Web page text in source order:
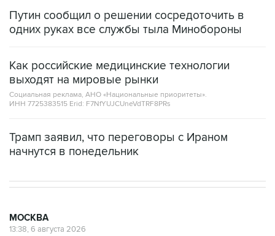
Путин сообщил о решении сосредоточить в
одних руках все службы тыла Минобороны
Как российские медицинские технологии
выходят на мировые рынки
Социальная реклама, АНО «Национальные приоритеты».
ИНН 7725383515 Erid: F7NfYUJCUneVdTRF8PRs
Трамп заявил, что переговоры с Ираном
начнутся в понедельник
МОСКВА
13:38, 6 августа 2026